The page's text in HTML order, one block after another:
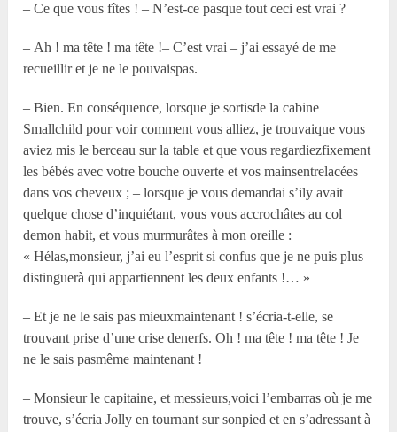
– Ce que vous fîtes ! – N’est-ce pasque tout ceci est vrai ?
– Ah ! ma tête ! ma tête !– C’est vrai – j’ai essayé de me
recueillir et je ne le pouvaispas.
– Bien. En conséquence, lorsque je sortisde la cabine
Smallchild pour voir comment vous alliez, je trouvaique vous
aviez mis le berceau sur la table et que vous regardiezfixement
les bébés avec votre bouche ouverte et vos mainsentrelacées
dans vos cheveux ; – lorsque je vous demandai s’ily avait
quelque chose d’inquiétant, vous vous accrochâtes au col
demon habit, et vous murmurâtes à mon oreille :
« Hélas,monsieur, j’ai eu l’esprit si confus que je ne puis plus
distinguerà qui appartiennent les deux enfants !… »
– Et je ne le sais pas mieuxmaintenant ! s’écria-t-elle, se
trouvant prise d’une crise denerfs. Oh ! ma tête ! ma tête ! Je
ne le sais pasmême maintenant !
– Monsieur le capitaine, et messieurs,voici l’embarras où je me
trouve, s’écria Jolly en tournant sur sonpied et en s’adressant à